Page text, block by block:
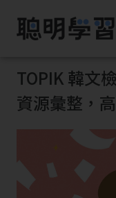
TOPIK 韓文
資源彙整，